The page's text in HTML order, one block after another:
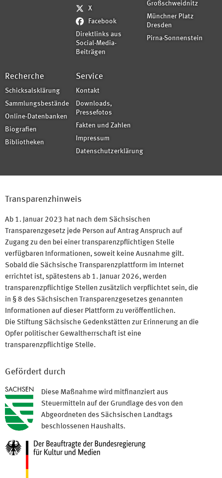
X
Facebook
Direktlinks aus
Social-Media-
Beiträgen
Großschweidnitz
Münchner Platz
Dresden
Pirna-Sonnenstein
Recherche
Schicksalsklärung
Sammlungsbestände
Online-Datenbanken
Biografien
Bibliotheken
Service
Kontakt
Downloads,
Pressefotos
Fakten und Zahlen
Impressum
Datenschutzerklärung
Transparenzhinweis
Ab 1. Januar 2023 hat nach dem Sächsischen
Transparenzgesetz jede Person auf Antrag Anspruch auf
Zugang zu den bei einer transparenzpflichtigen Stelle
verfügbaren Informationen, soweit keine Ausnahme gilt.
Sobald die Sächsische Transparenzplattform im Internet
errichtet ist, spätestens ab 1. Januar 2026, werden
transparenzpflichtige Stellen zusätzlich verpflichtet sein, die
in § 8 des Sächsischen Transparenzgesetzes genannten
Informationen auf dieser Plattform zu veröffentlichen.
Die Stiftung Sächsische Gedenkstätten zur Erinnerung an die
Opfer politischer Gewaltherrschaft ist eine
transparenzpflichtige Stelle.
Gefördert durch
Diese Maßnahme wird mitfinanziert aus
Steuermitteln auf der Grundlage des von den
Abgeordneten des Sächsischen Landtags
beschlossenen Haushalts.